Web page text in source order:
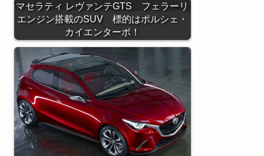
マセラティ レヴァンテGTS フェラーリ
エンジン搭載のSUV 標的はポルシェ・
カイエンターボ！